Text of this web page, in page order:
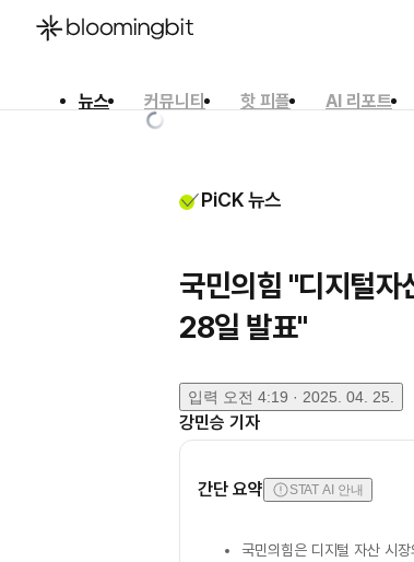
뉴스 커뮤니티 핫 피플 AI 리포트
PiCK 뉴스
국민의힘 "디지털
28일 발표"
입력 오전 4:19 · 2025. 04. 25.
강민승 기자
간단 요약 STAT AI 안내
국민의힘은 디지털 자산 시장